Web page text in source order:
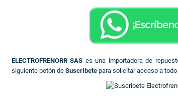
ELECTROFRENORR SAS es una importadora de
siguiente botón de Suscríbetepara solicitar acceso a